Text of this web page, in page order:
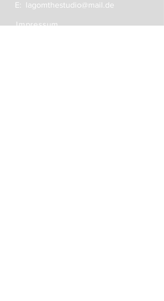
E: lagomthestudio@mail.de
Impressum